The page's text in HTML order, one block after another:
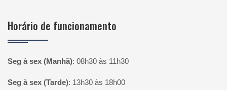
Horário de funcionamento
Seg à sex (Manhã): 08h30 às 11h30
Seg à sex (Tarde): 13h30 às 18h00